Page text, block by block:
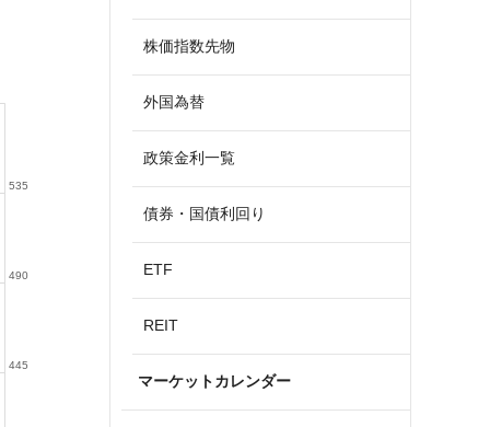
445
490
535
株価指数先物
外国為替
政策金利一覧
債券・国債利回り
ETF
REIT
マーケットカレンダー